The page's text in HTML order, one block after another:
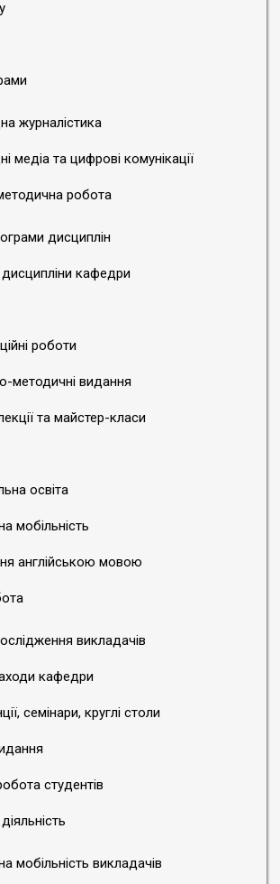
журналістика
медіа та цифрові комунікації
робота
дисциплін
дисципліни кафедри
роботи
методичні видання
та майстер-класи
освіта
мобільність
англійською мовою
викладачів
кафедри
семінари, круглі столи
студентів
мобільність викладачів